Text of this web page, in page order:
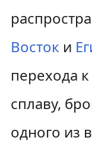
Восток и
перехода
сплаву,
одного из